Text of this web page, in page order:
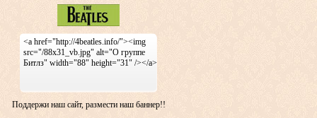
<a href="http://4beatles.info/"><img
src="/88x31_vb.jpg" alt="О группе
Битлз" width="88" height="31" /></a>
Поддержи наш сайт, размести наш баннер!!